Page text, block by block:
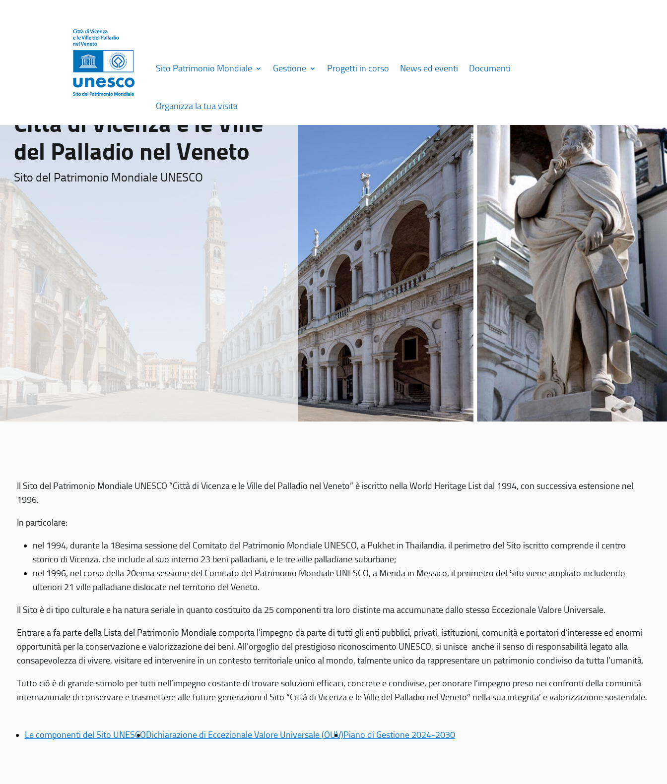
Sito Patrimonio Mondiale Gestione Progetti in corso News ed eventi Documenti
Organizza la tua visita
Città di Vicenza e le Ville
del Palladio nel Veneto
Sito del Patrimonio Mondiale UNESCO
Il Sito del Patrimonio Mondiale UNESCO “Città di Vicenza e le Ville del Palladio nel Veneto” è iscritto nella World Heritage List dal 1994, con successiva estensione nel
1996.
In particolare:
nel 1994, durante la 18esima sessione del Comitato del Patrimonio Mondiale UNESCO, a Pukhet in Thailandia, il perimetro del Sito iscritto comprende il centro
storico di Vicenza, che include al suo interno 23 beni palladiani, e le tre ville palladiane suburbane;
nel 1996, nel corso della 20eima sessione del Comitato del Patrimonio Mondiale UNESCO, a Merida in Messico, il perimetro del Sito viene ampliato includendo
ulteriori 21 ville palladiane dislocate nel territorio del Veneto.
Il Sito è di tipo culturale e ha natura seriale in quanto costituito da 25 componenti tra loro distinte ma accumunate dallo stesso Eccezionale Valore Universale.
Entrare a fa parte della Lista del Patrimonio Mondiale comporta l’impegno da parte di tutti gli enti pubblici, privati, istituzioni, comunità e portatori d’interesse ed enormi
opportunità per la conservazione e valorizzazione dei beni. All’orgoglio del prestigioso riconoscimento UNESCO, si unisce anche il senso di responsabilità legato alla
consapevolezza di vivere, visitare ed intervenire in un contesto territoriale unico al mondo, talmente unico da rappresentare un patrimonio condiviso da tutta l’umanità.
Tutto ciò è di grande stimolo per tutti nell’impegno costante di trovare soluzioni efficaci, concrete e condivise, per onorare l’impegno preso nei confronti della comunità
internazionale di conservare e trasmettere alle future generazioni il Sito “Città di Vicenza e le Ville del Palladio nel Veneto” nella sua integrita’ e valorizzazione sostenibile.
Le componenti del Sito UNESCODichiarazione di Eccezionale Valore Universale (OUV)Piano di Gestione 2024-2030